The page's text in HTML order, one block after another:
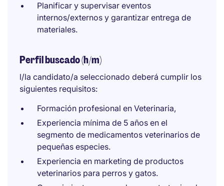
Planificar y supervisar eventos
internos/externos y garantizar entrega de
materiales.
Perfil buscado (h/m)
l/la candidato/a seleccionado deberá cumplir los
siguientes requisitos:
Formación profesional en Veterinaria,
Experiencia mínima de 5 años en el
segmento de medicamentos veterinarios de
pequeñas especies.
Experiencia en marketing de productos
veterinarios para perros y gatos.